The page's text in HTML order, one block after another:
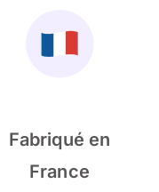
Fabriqué en
France